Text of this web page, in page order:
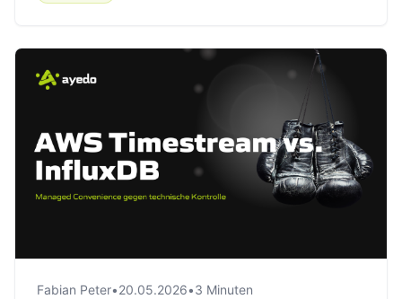
Fabian Peter•20.05.2026•3 Minuten